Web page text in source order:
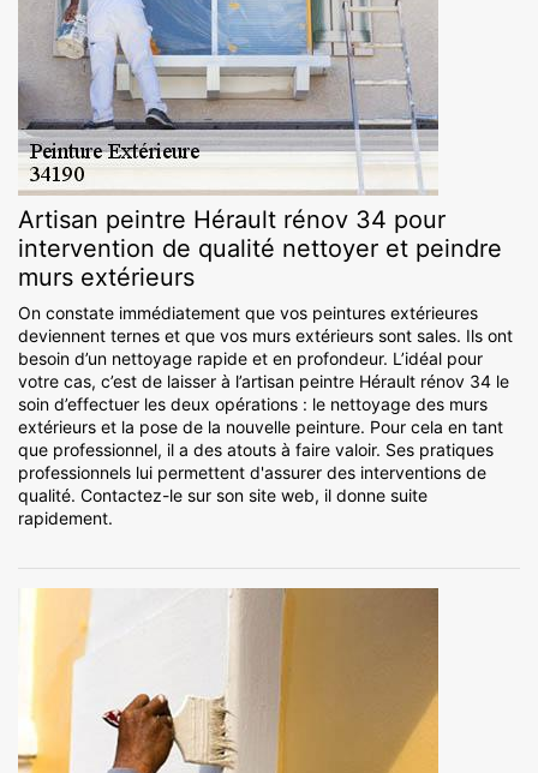
Artisan peintre Hérault rénov 34 pour
intervention de qualité nettoyer et peindre
murs extérieurs
On constate immédiatement que vos peintures extérieures
deviennent ternes et que vos murs extérieurs sont sales. Ils ont
besoin d’un nettoyage rapide et en profondeur. L’idéal pour
votre cas, c’est de laisser à l’artisan peintre Hérault rénov 34 le
soin d’effectuer les deux opérations : le nettoyage des murs
extérieurs et la pose de la nouvelle peinture. Pour cela en tant
que professionnel, il a des atouts à faire valoir. Ses pratiques
professionnels lui permettent d'assurer des interventions de
qualité. Contactez-le sur son site web, il donne suite
rapidement.